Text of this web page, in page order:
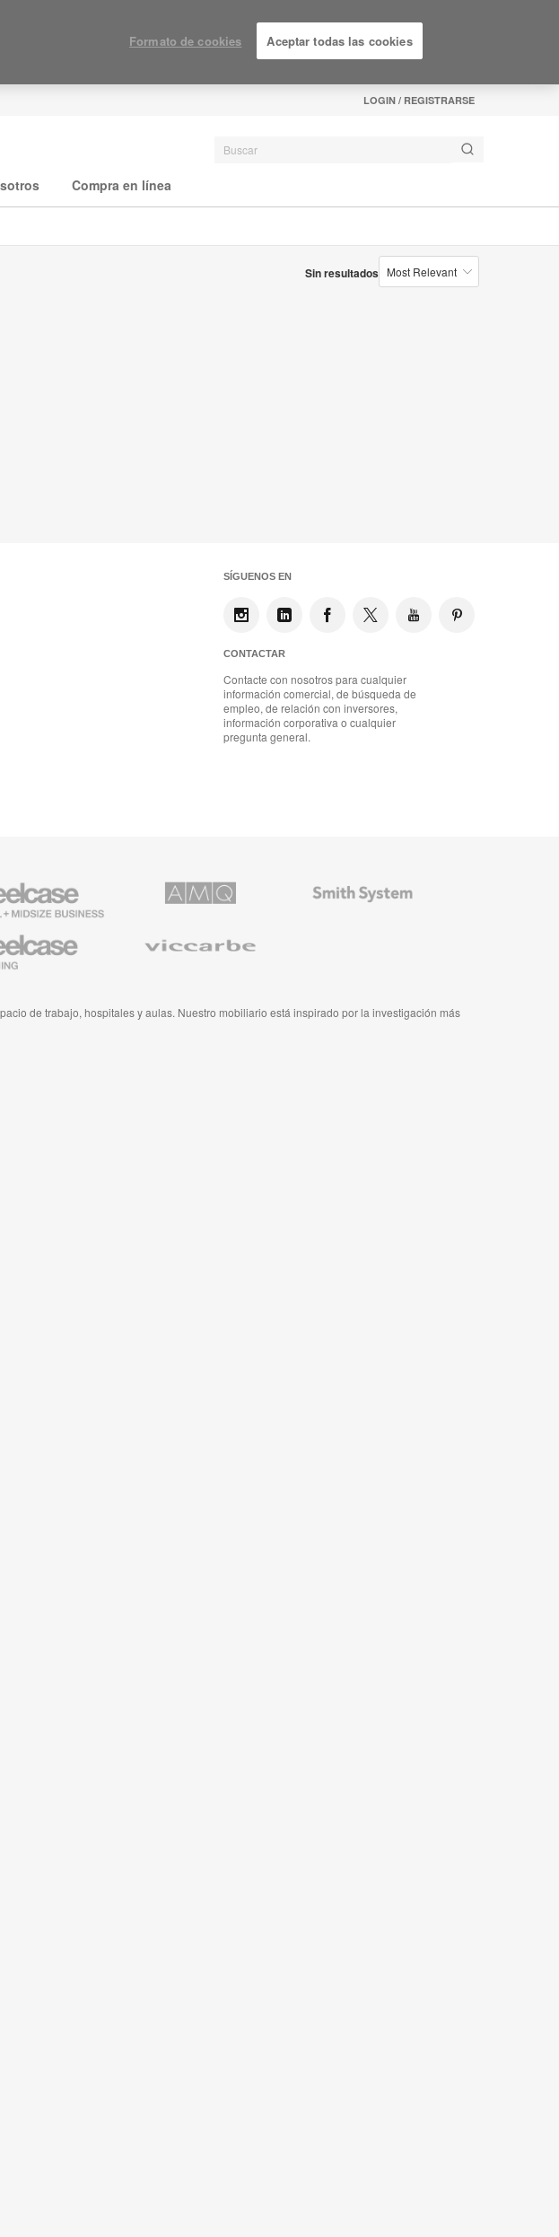
LOGIN / REGISTRARSE
Compra en línea
Sin resultados
SÍGUENOS EN
CONTACTAR
Contacte con nosotros para cualquier
información comercial, de búsqueda de
empleo, de relación con inversores,
información corporativa o cualquier
pregunta general.
de trabajo, hospitales y aulas. Nuestro mobiliario está inspirado por la investigación más
Formato de cookies Aceptar todas las cookies